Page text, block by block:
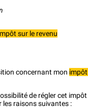
sur le revenu
concernant mon
de régler cet
les raisons suivantes :